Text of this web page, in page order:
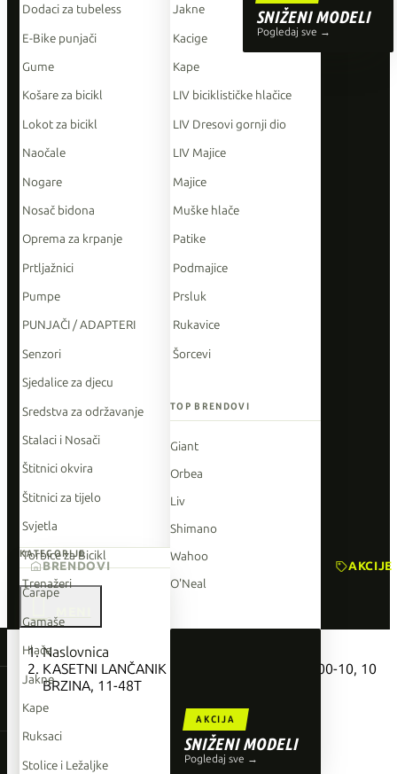
SNIŽENI MODELI
Pogledaj sve →
Dodaci za tubeless
E-Bike punjači
Gume
Košare za bicikl
Lokot za bicikl
Naočale
Nogare
Nosač bidona
Oprema za krpanje
Prtljažnici
Pumpe
PUNJAČI / ADAPTERI
Senzori
Sjedalice za djecu
Sredstva za održavanje
Stalaci i Nosači
Štitnici okvira
Štitnici za tijelo
Svjetla
Torbice za Bicikl
Trenažeri
Giant
Orbea
Liv
Shimano
Jakne
Kacige
Kape
LIV biciklističke hlačice
LIV Dresovi gornji dio
LIV Majice
Majice
Muške hlače
Patike
Podmajice
Prsluk
Rukavice
Šorcevi
TOP BRENDOVI
Giant
Orbea
Liv
Shimano
Wahoo
O'Neal
AKCIJA
SNIŽENI MODELI
Pogledaj sve →
KATEGORIJE
Čarape
Gamaše
Hlače
Jakne
Kape
Ruksaci
Stolice i Ležaljke
BRENDOVI AKCIJE

Naslovnica
KASETNI LANČANIK SHIMANO CUES CS-LG300-10, 10
BRZINA, 11-48T